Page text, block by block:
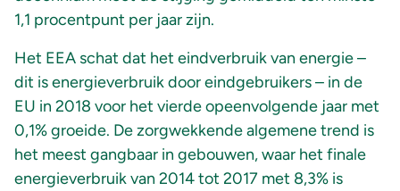
1,1 procentpunt per jaar zijn.
Het EEA schat dat het eindverbruik van energie –
dit is energieverbruik door eindgebruikers – in de
EU in 2018 voor het vierde opeenvolgende jaar met
0,1% groeide. De zorgwekkende algemene trend is
het meest gangbaar in gebouwen, waar het finale
energieverbruik van 2014 tot 2017 met 8,3% is